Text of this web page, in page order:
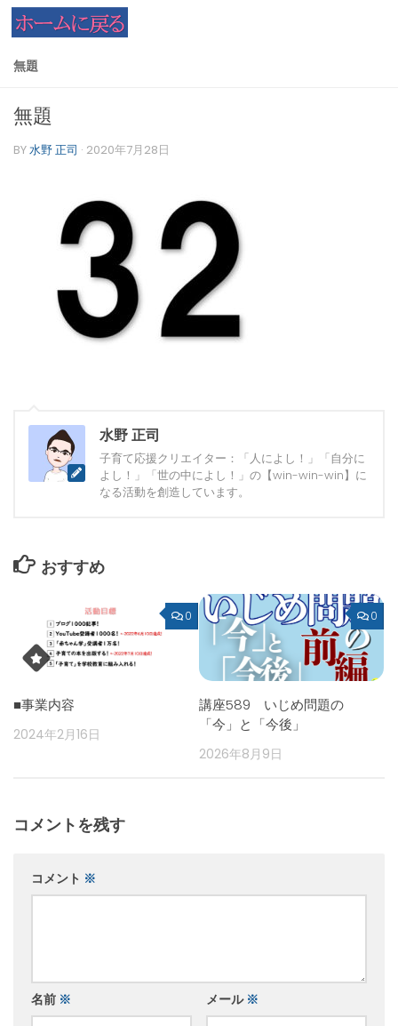
コンテンツへスキップ
無題
無題
BY水野 正司 · 2020年7月28日
水野 正司
子育て応援クリエイター：「人によし！」「自分に
よし！」「世の中によし！」の【win-win-win】に
なる活動を創造しています。
おすすめ
0
■事業内容
2024年2月16日
0
講座589 いじめ問題の
「今」と「今後」
2026年8月9日
コメントを残す
コメント ※
名前 ※ メール ※